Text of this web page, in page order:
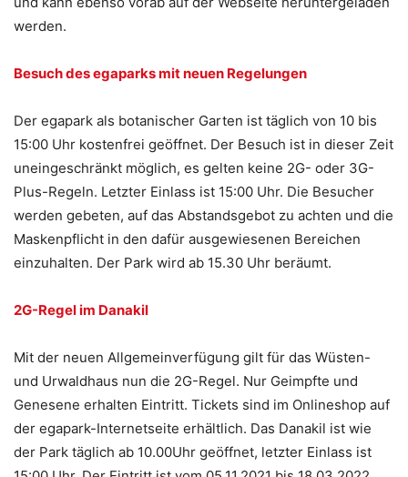
werden.
Besuch des egaparks mit neuen Regelungen
Der egapark als botanischer Garten ist täglich von 10 bis
15:00 Uhr kostenfrei geöffnet. Der Besuch ist in dieser Zeit
uneingeschränkt möglich, es gelten keine 2G- oder 3G-
Plus-Regeln. Letzter Einlass ist 15:00 Uhr. Die Besucher
werden gebeten, auf das Abstandsgebot zu achten und die
Maskenpflicht in den dafür ausgewiesenen Bereichen
einzuhalten. Der Park wird ab 15.30 Uhr beräumt.
2G-Regel im Danakil
Mit der neuen Allgemeinverfügung gilt für das Wüsten-
und Urwaldhaus nun die 2G-Regel. Nur Geimpfte und
Genesene erhalten Eintritt. Tickets sind im Onlineshop auf
der egapark-Internetseite erhältlich. Das Danakil ist wie
der Park täglich ab 10.00Uhr geöffnet, letzter Einlass ist